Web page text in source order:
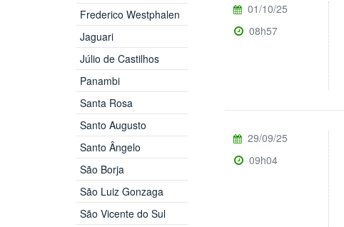
Frederico Westphalen
Jaguari
Júlio de Castilhos
Panambi
Santa Rosa
Santo Augusto
Santo Ângelo
São Borja
São Luiz Gonzaga
São Vicente do Sul
01/10/25
08h57
29/09/25
09h04